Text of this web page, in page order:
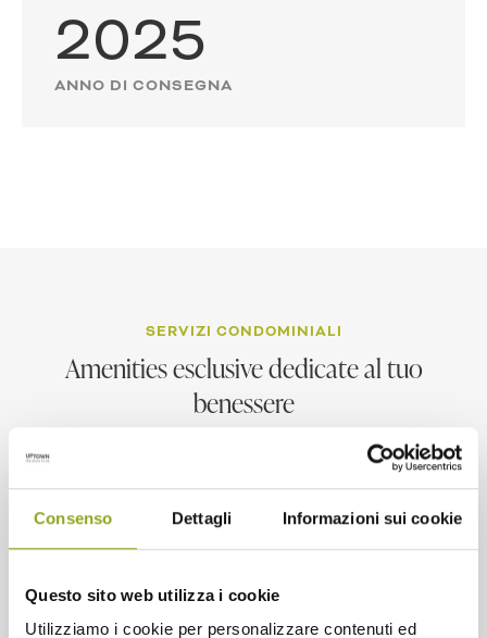
Consenso Dettagli Informazioni sui cookie
Questo sito web utilizza i cookie
Utilizziamo i cookie per personalizzare contenuti ed
ANNO DI CONSEGNA
2025
SERVIZI CONDOMINIALI
Amenities esclusive dedicate al tuo
benessere
10
11
12
13